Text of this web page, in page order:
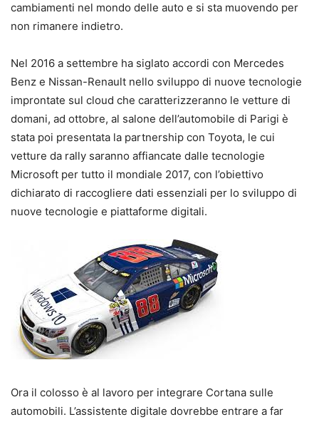
cambiamenti nel mondo delle auto e si sta muovendo per
non rimanere indietro.
Nel 2016 a settembre ha siglato accordi con Mercedes
Benz e Nissan-Renault nello sviluppo di nuove tecnologie
improntate sul cloud che caratterizzeranno le vetture di
domani, ad ottobre, al salone dell’automobile di Parigi è
stata poi presentata la partnership con Toyota, le cui
vetture da rally saranno affiancate dalle tecnologie
Microsoft per tutto il mondiale 2017, con l’obiettivo
dichiarato di raccogliere dati essenziali per lo sviluppo di
nuove tecnologie e piattaforme digitali.
Ora il colosso è al lavoro per integrare Cortana sulle
automobili. L’assistente digitale dovrebbe entrare a far